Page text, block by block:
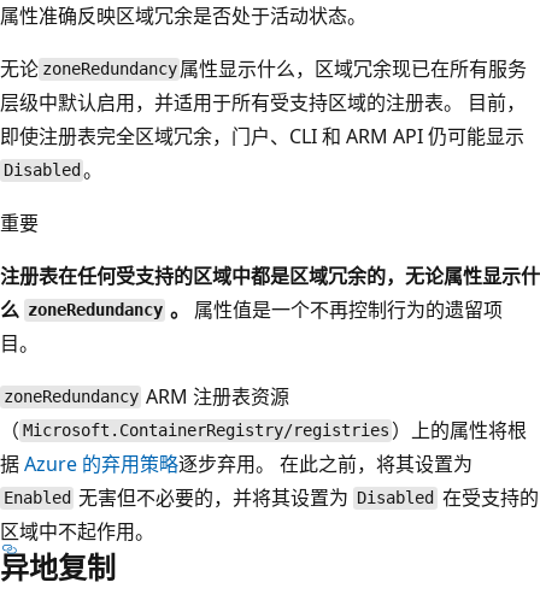
属性准确反映区域冗余是否处于活动状态。
无论 zoneRedundancy 属性显示什么，区域冗余现已在所有服务
层级中默认启用，并适用于所有受支持区域的注册表。 目前，
即使注册表完全区域冗余，门户、CLI 和 ARM API 仍可能显示
Disabled 。
重要
注册表在任何受支持的区域中都是区域冗余的，无论属性显示什
么 zoneRedundancy 。
属性值是一个不再控制行为的遗留项
目。
zoneRedundancy ARM 注册表资源
（ Microsoft.ContainerRegistry/registries ）上的属性将根
据Azure 的弃用策略逐步弃用。 在此之前，将其设置为
Enabled 无害但不必要的，并将其设置为 Disabled 在受支持的
区域中不起作用。
异地复制